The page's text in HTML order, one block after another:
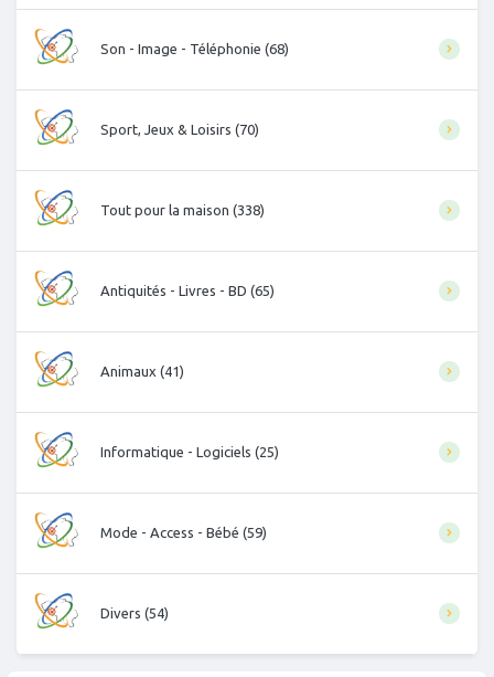
Son - Image - Téléphonie (68)
Sport, Jeux & Loisirs (70)
Tout pour la maison (338)
Antiquités - Livres - BD (65)
Animaux (41)
Informatique - Logiciels (25)
Mode - Access - Bébé (59)
Divers (54)